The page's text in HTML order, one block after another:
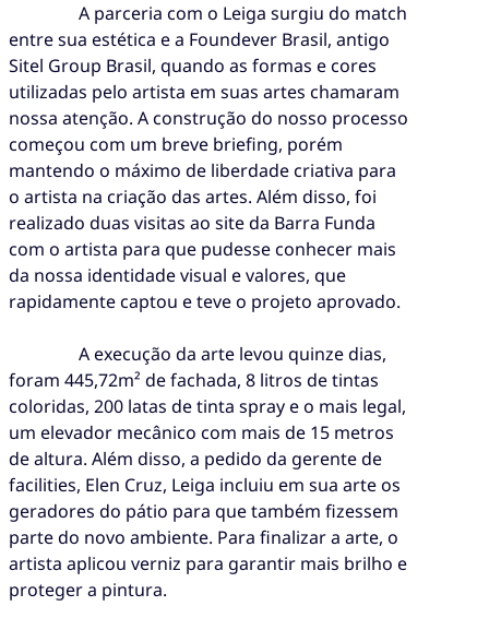
A parceria com o Leiga surgiu do match
entre sua estética e a Foundever Brasil, antigo
Sitel Group Brasil, quando as formas e cores
utilizadas pelo artista em suas artes chamaram
nossa atenção. A construção do nosso processo
começou com um breve briefing, porém
mantendo o máximo de liberdade criativa para
o artista na criação das artes. Além disso, foi
realizado duas visitas ao site da Barra Funda
com o artista para que pudesse conhecer mais
da nossa identidade visual e valores, que
rapidamente captou e teve o projeto aprovado.
A execução da arte levou quinze dias,
foram 445,72m² de fachada, 8 litros de tintas
coloridas, 200 latas de tinta spray e o mais legal,
um elevador mecânico com mais de 15 metros
de altura. Além disso, a pedido da gerente de
facilities, Elen Cruz, Leiga incluiu em sua arte os
geradores do pátio para que também fizessem
parte do novo ambiente. Para finalizar a arte, o
artista aplicou verniz para garantir mais brilho e
proteger a pintura.